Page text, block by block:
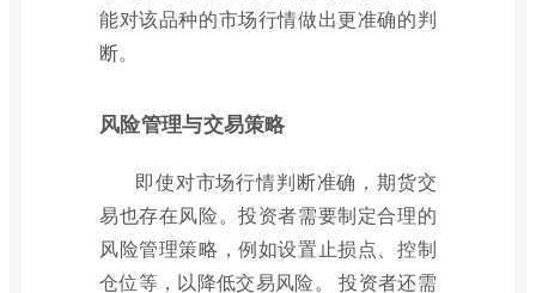
能对该品种的市场行情做出更准确的判
断。
风险管理与交易策略
即使对市场行情判断准确，期货交
易也存在风险。投资者需要制定合理的
风险管理策略，例如设置止损点、控制
仓位等，以降低交易风险。 投资者还需